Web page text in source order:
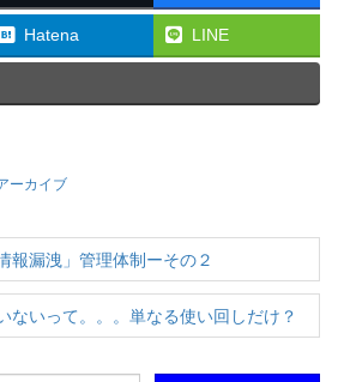
Hatena LINE
ーカイブ
報漏洩」管理体制ーその２
ないって。。。単なる使い回しだけ？